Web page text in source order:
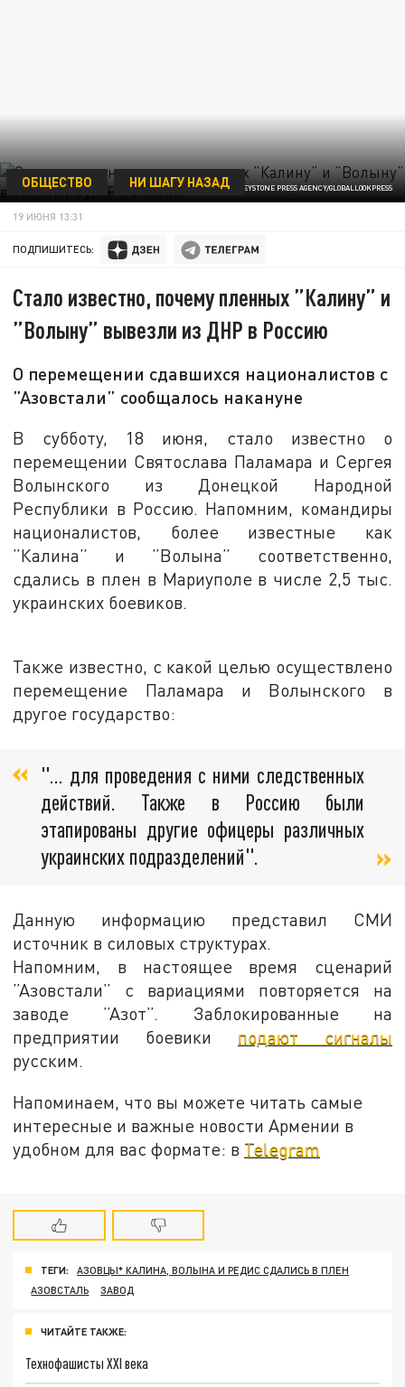
ФОТО: COVER IMAGES/KEYSTONE PRESS AGENCY/GLOBALLOOKPRESS
ОБЩЕСТВО НИ ШАГУ НАЗАД
19 ИЮНЯ 13:31
ПОДПИШИТЕСЬ:
Стало известно, почему пленных ”Калину” и
”Волыну” вывезли из ДНР в Россию
О перемещении сдавшихся националистов с
”Азовстали” сообщалось накануне
В субботу, 18 июня, стало известно о
перемещении Святослава Паламара и Сергея
Волынского из Донецкой Народной
Республики в Россию. Напомним, командиры
националистов, более известные как
”Калина” и ”Волына” соответственно,
сдались в плен в Мариуполе в числе 2,5 тыс.
украинских боевиков.
Также известно, с какой целью осуществлено
перемещение Паламара и Волынского в
другое государство:
"… для проведения с ними следственных
действий. Также в Россию были
этапированы другие офицеры различных
украинских подразделений".
Данную информацию представил СМИ
источник в силовых структурах.
Напомним, в настоящее время сценарий
”Азовстали” с вариациями повторяется на
заводе ”Азот”. Заблокированные на
предприятии боевики подают сигналы
русским.
Напоминаем, что вы можете читать самые
интересные и важные новости Армении в
удобном для вас формате: в Telegram
ТЕГИ:
АЗОВЦЫ* КАЛИНА, ВОЛЫНА И РЕДИС СДАЛИСЬ В ПЛЕН
АЗОВСТАЛЬ
ЗАВОД
ЧИТАЙТЕ ТАКЖЕ:
Технофашисты XXI века